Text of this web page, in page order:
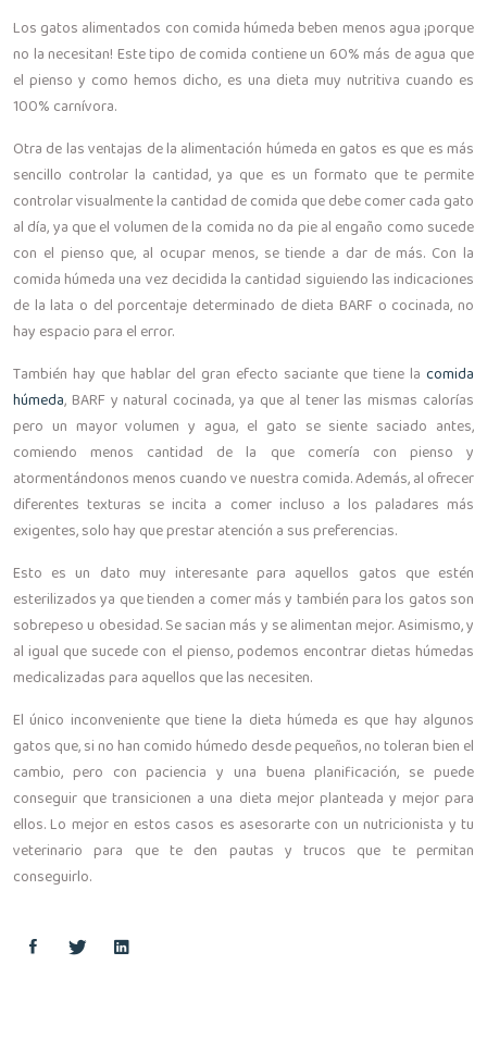
Los gatos alimentados con comida húmeda beben menos agua ¡porque
no la necesitan! Este tipo de comida contiene un 60% más de agua que
el pienso y como hemos dicho, es una dieta muy nutritiva cuando es
100% carnívora.
Otra de las ventajas de la alimentación húmeda en gatos es que es más
sencillo controlar la cantidad, ya que es un formato que te permite
controlar visualmente la cantidad de comida que debe comer cada gato
al día, ya que el volumen de la comida no da pie al engaño como sucede
con el pienso que, al ocupar menos, se tiende a dar de más. Con la
comida húmeda una vez decidida la cantidad siguiendo las indicaciones
de la lata o del porcentaje determinado de dieta BARF o cocinada, no
hay espacio para el error.
También hay que hablar del gran efecto saciante que tiene la comida
húmeda, BARF y natural cocinada, ya que al tener las mismas calorías
pero un mayor volumen y agua, el gato se siente saciado antes,
comiendo menos cantidad de la que comería con pienso y
atormentándonos menos cuando ve nuestra comida. Además, al ofrecer
diferentes texturas se incita a comer incluso a los paladares más
exigentes, solo hay que prestar atención a sus preferencias.
Esto es un dato muy interesante para aquellos gatos que estén
esterilizados ya que tienden a comer más y también para los gatos son
sobrepeso u obesidad. Se sacian más y se alimentan mejor. Asimismo, y
al igual que sucede con el pienso, podemos encontrar dietas húmedas
medicalizadas para aquellos que las necesiten.
El único inconveniente que tiene la dieta húmeda es que hay algunos
gatos que, si no han comido húmedo desde pequeños, no toleran bien el
cambio, pero con paciencia y una buena planificación, se puede
conseguir que transicionen a una dieta mejor planteada y mejor para
ellos. Lo mejor en estos casos es asesorarte con un nutricionista y tu
veterinario para que te den pautas y trucos que te permitan
conseguirlo.